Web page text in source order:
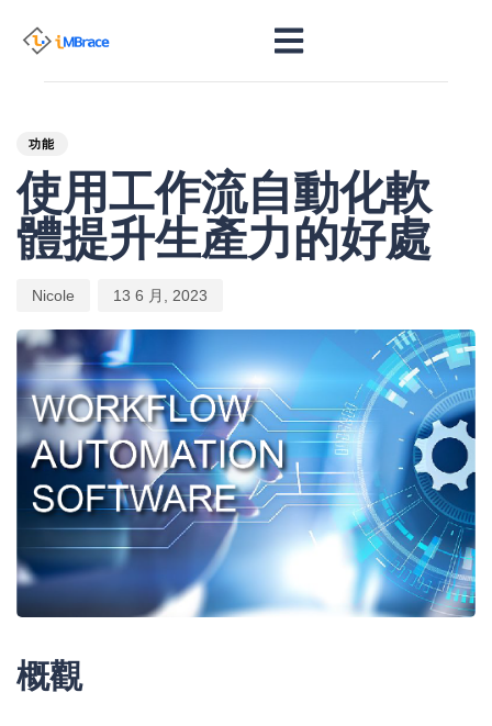
功能
使用工作流自動化軟
體提升生產力的好處
Nicole 13 6 月, 2023
概觀